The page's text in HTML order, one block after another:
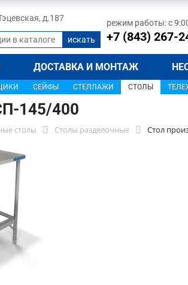
д.187 режим работы: с
+7 (843) 267-
ДОСТАВКА И МОНТАЖ
СЕЙФЫ СТЕЛЛАЖИ СТОЛЫ
145/400
столы Столы разделочные Стол